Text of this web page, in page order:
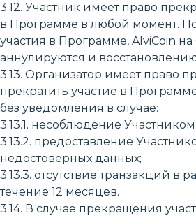
3.12. Участник имеет право
в Программе в любой момент.
участия в Программе, AlviCoin на
аннулируются и
3.13. Организатор имеет право
прекратить участие в
без уведомления в случае:
3.13.1. несоблюдение
3.13.2. предоставление
недостоверных данных;
3.13.3. отсутствие транзакций в
течение 12 месяцев.
3.14. В случае прекращения